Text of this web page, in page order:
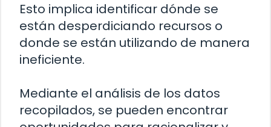
Esto implica identificar dónde se
están desperdiciando recursos o
donde se están utilizando de manera
ineficiente.
Mediante el análisis de los datos
recopilados, se pueden encontrar